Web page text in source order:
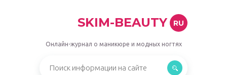
SKIM-BEAUTY RU
Онлайн-журнал о маникюре и модных ногтях